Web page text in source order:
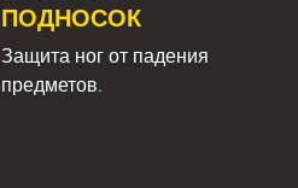
ПОДНОСОК
Защита ног от падения
предметов.